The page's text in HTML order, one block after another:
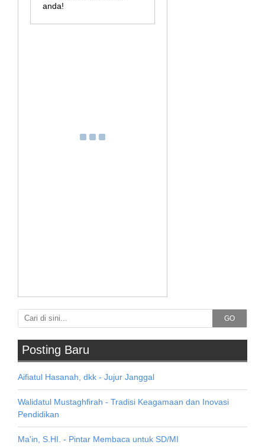
anda!
GO
Posting Baru
Aifiatul Hasanah, dkk - Jujur Janggal
Walidatul Mustaghfirah - Tradisi Keagamaan dan Inovasi
Pendidikan
Ma'in, S.HI. - Pintar Membaca untuk SD/MI